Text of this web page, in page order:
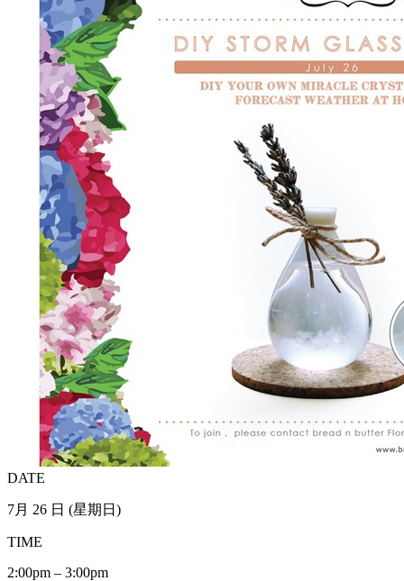
DATE
7月 26 日 (星期日)
TIME
2:00pm – 3:00pm